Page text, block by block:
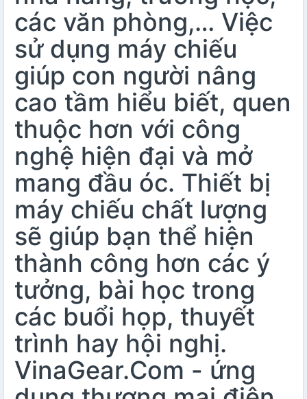
các văn phòng,… Việc
sử dụng máy chiếu
giúp con người nâng
cao tầm hiểu biết, quen
thuộc hơn với công
nghệ hiện đại và mở
mang đầu óc. Thiết bị
máy chiếu chất lượng
sẽ giúp bạn thể hiện
thành công hơn các ý
tưởng, bài học trong
các buổi họp, thuyết
trình hay hội nghị.
VinaGear.Com - ứng